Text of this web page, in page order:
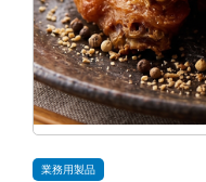
業務用製品